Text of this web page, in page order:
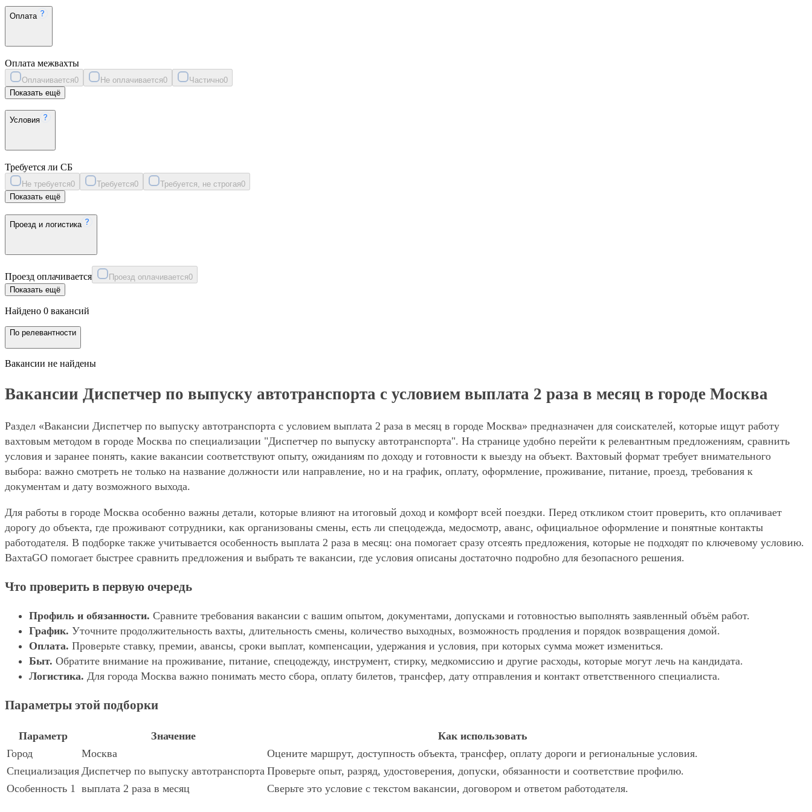
Оплата
Оплата межвахты
Оплачивается0 Не оплачивается0 Частично0
Показать ещё
Условия
Требуется ли СБ
Не требуется0 Требуется0 Требуется, не строгая0
Показать ещё
Проезд и логистика
Проезд оплачивается Проезд оплачивается0
Показать ещё
Найдено 0 вакансий
По релевантности
Вакансии не найдены
Вакансии Диспетчер по выпуску автотранспорта с условием выплата 2 раза в месяц в городе Москва
Раздел «Вакансии Диспетчер по выпуску автотранспорта с условием выплата 2 раза в месяц в городе Москва» предназначен для соискателей, которые ищут работу
вахтовым методом в городе Москва по специализации "Диспетчер по выпуску автотранспорта". На странице удобно перейти к релевантным предложениям, сравнить
условия и заранее понять, какие вакансии соответствуют опыту, ожиданиям по доходу и готовности к выезду на объект. Вахтовый формат требует внимательного
выбора: важно смотреть не только на название должности или направление, но и на график, оплату, оформление, проживание, питание, проезд, требования к
документам и дату возможного выхода.
Для работы в городе Москва особенно важны детали, которые влияют на итоговый доход и комфорт всей поездки. Перед откликом стоит проверить, кто оплачивает
дорогу до объекта, где проживают сотрудники, как организованы смены, есть ли спецодежда, медосмотр, аванс, официальное оформление и понятные контакты
работодателя. В подборке также учитывается особенность выплата 2 раза в месяц: она помогает сразу отсеять предложения, которые не подходят по ключевому условию.
ВахтаGO помогает быстрее сравнить предложения и выбрать те вакансии, где условия описаны достаточно подробно для безопасного решения.
Что проверить в первую очередь
Профиль и обязанности. Сравните требования вакансии с вашим опытом, документами, допусками и готовностью выполнять заявленный объём работ.
График. Уточните продолжительность вахты, длительность смены, количество выходных, возможность продления и порядок возвращения домой.
Оплата. Проверьте ставку, премии, авансы, сроки выплат, компенсации, удержания и условия, при которых сумма может измениться.
Быт. Обратите внимание на проживание, питание, спецодежду, инструмент, стирку, медкомиссию и другие расходы, которые могут лечь на кандидата.
Логистика. Для города Москва важно понимать место сбора, оплату билетов, трансфер, дату отправления и контакт ответственного специалиста.
Параметры этой подборки
Параметр Значение
Как использовать
Город
Москва
Оцените маршрут, доступность объекта, трансфер, оплату дороги и региональные условия.
Специализация Диспетчер по выпуску автотранспорта Проверьте опыт, разряд, удостоверения, допуски, обязанности и соответствие профилю.
Особенность 1 выплата 2 раза в месяц Сверьте это условие с текстом вакансии, договором и ответом работодателя.